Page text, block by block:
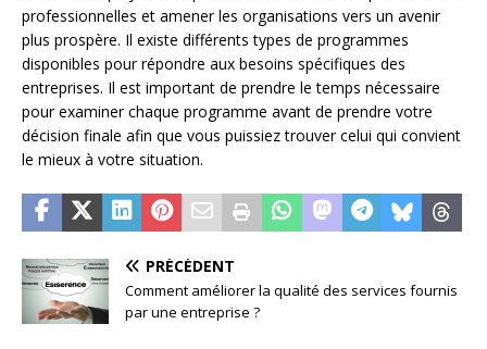
professionnelles et amener les organisations vers un avenir
plus prospère. Il existe différents types de programmes
disponibles pour répondre aux besoins spécifiques des
entreprises. Il est important de prendre le temps nécessaire
pour examiner chaque programme avant de prendre votre
décision finale afin que vous puissiez trouver celui qui convient
le mieux à votre situation.
PRÉCÉDENT
Comment améliorer la qualité des services fournis
par une entreprise ?